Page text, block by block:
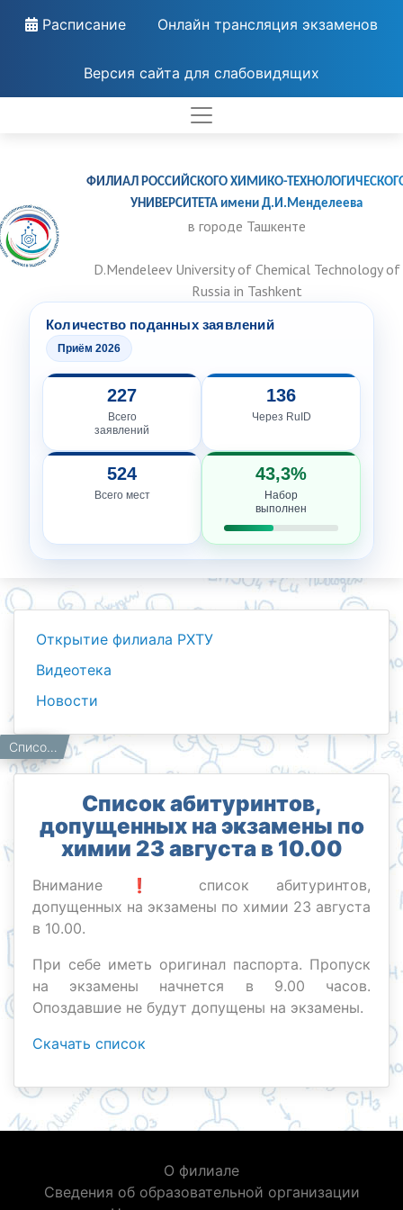
Расписание Онлайн трансляция экзаменов
Версия сайта для слабовидящих
ФИЛИАЛ РОССИЙСКОГО ХИМИКО-
УНИВЕРСИТЕТА имени Д.И.Менделеева
в городе Ташкенте
D.Mendeleev University of Chemical Technology of
Russia in Tashkent
Количество поданных заявлений
Приём 2026
227
Всего
заявлений
136
Через RuID
524
Всего мест
43,3%
Набор
выполнен
Открытие филиала РХТУ
Видеотека
Новости
Главная
Работникам
Новости Список абитуринтов, допущенных на экзамены по химии 23 августа в 10.00
Список абитуринтов,
допущенных на экзамены по
химии 23 августа в 10.00
Внимание ❗️ список абитуринтов,
допущенных на экзамены по химии 23 августа
в 10.00.
При себе иметь оригинал паспорта. Пропуск
на экзамены начнется в 9.00 часов.
Опоздавшие не будут допущены на экзамены.
Скачать список
О филиале
Сведения об образовательной организации